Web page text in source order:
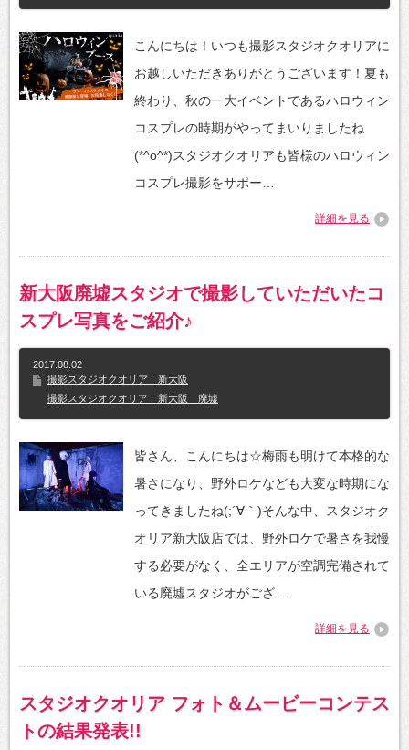
こんにちは！いつも撮影スタジオクオリアに
お越しいただきありがとうございます！夏も
終わり、秋の一大イベントであるハロウィン
コスプレの時期がやってまいりましたね
(*^o^*)スタジオクオリアも皆様のハロウィン
コスプレ撮影をサポー…
詳細を見る
新大阪廃墟スタジオで撮影していただいたコ
スプレ写真をご紹介♪
2017.08.02
撮影スタジオクオリア 新大阪
撮影スタジオクオリア 新大阪 廃墟
皆さん、こんにちは☆梅雨も明けて本格的な
暑さになり、野外ロケなども大変な時期にな
ってきましたね(;´∀｀)そんな中、スタジオク
オリア新大阪店では、野外ロケで暑さを我慢
する必要がなく、全エリアが空調完備されて
いる廃墟スタジオがござ…
詳細を見る
スタジオクオリア フォト＆ムービーコンテス
トの結果発表!!